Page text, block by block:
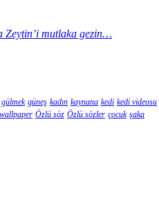
Zeytin’i mutlaka gezin…
gülmek güneş kadın kaynana kedi kedi videosu
wallpaper Özlü söz Özlü sözler çocuk şaka